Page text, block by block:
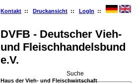
Kontakt :: Druckansicht :: LogIn ::
DVFB - Deutscher Vieh-
und Fleischhandelsbund
e.V.
Haus der Vieh- und Fleischwirtschaft
Suche